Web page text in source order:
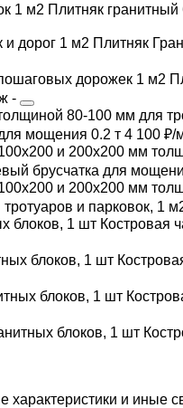
Плитняк
Плитняк
-
мощения 0.2 т 4 100 ₽/
брусчатка для
и парковок, 1
Костровая
характеристики и иные